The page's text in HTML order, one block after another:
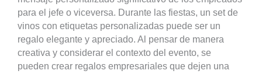
para el jefe o viceversa. Durante las fiestas, un set de
vinos con etiquetas personalizadas puede ser un
regalo elegante y apreciado. Al pensar de manera
creativa y considerar el contexto del evento, se
pueden crear regalos empresariales que dejen una